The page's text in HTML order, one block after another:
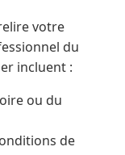
votre
du
incluent :
ou du
de